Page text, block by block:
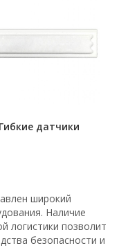
Гибкие датчики
широкий
Наличие
логистики позволит
безопасности и